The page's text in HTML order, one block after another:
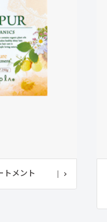
トメント